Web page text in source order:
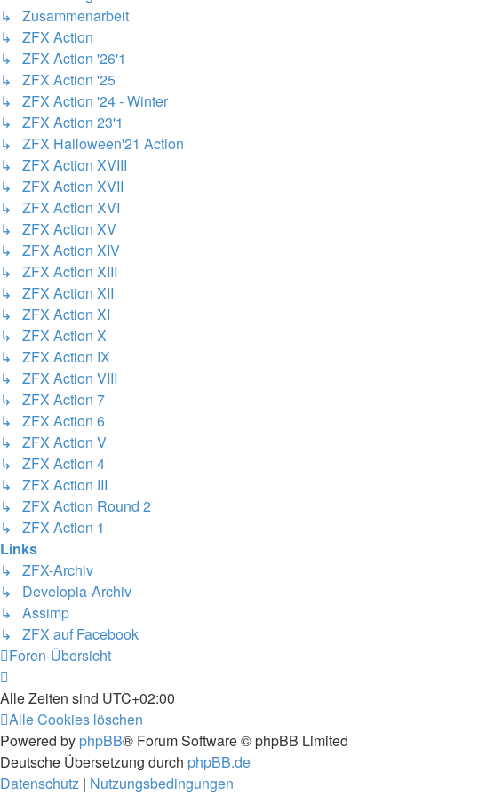
↳ Zusammenarbeit
↳ ZFX Action
↳ ZFX Action '26'1
↳ ZFX Action '25
↳ ZFX Action '24 - Winter
↳ ZFX Action 23'1
↳ ZFX Halloween'21 Action
↳ ZFX Action XVIII
↳ ZFX Action XVII
↳ ZFX Action XVI
↳ ZFX Action XV
↳ ZFX Action XIV
↳ ZFX Action XIII
↳ ZFX Action XII
↳ ZFX Action XI
↳ ZFX Action X
↳ ZFX Action IX
↳ ZFX Action VIII
↳ ZFX Action 7
↳ ZFX Action 6
↳ ZFX Action V
↳ ZFX Action 4
↳ ZFX Action III
↳ ZFX Action Round 2
↳ ZFX Action 1
Links
↳ ZFX-Archiv
↳ Developia-Archiv
↳ Assimp
↳ ZFX auf Facebook
Foren-Übersicht
Alle Zeiten sind UTC+02:00
Alle Cookies löschen
Powered by phpBB® Forum Software © phpBB Limited
Deutsche Übersetzung durch phpBB.de
Datenschutz | Nutzungsbedingungen